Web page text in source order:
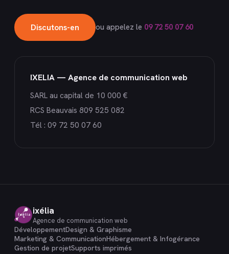
Discutons-en ou appelez le 09 72 50 07 60
IXELIA — Agence de communication web
SARL au capital de 10 000 €
RCS Beauvais 809 525 082
Tél : 09 72 50 07 60
ixélia
Agence de communication web
DéveloppementDesign & Graphisme
Marketing & CommunicationHébergement & Infogérance
Gestion de projetSupports imprimés